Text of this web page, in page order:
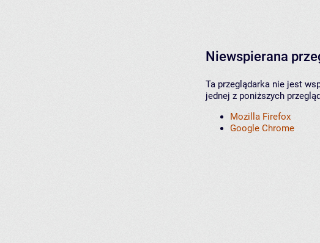
Niewspierana
Ta przeglądarka nie jest
jednej z poniższych
Mozilla Firefox
Google Chrome